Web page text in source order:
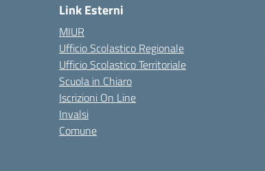
Link Esterni
MIUR
Ufficio Scolastico Regionale
Ufficio Scolastico Territoriale
Scuola in Chiaro
Iscrizioni On Line
Invalsi
Comune